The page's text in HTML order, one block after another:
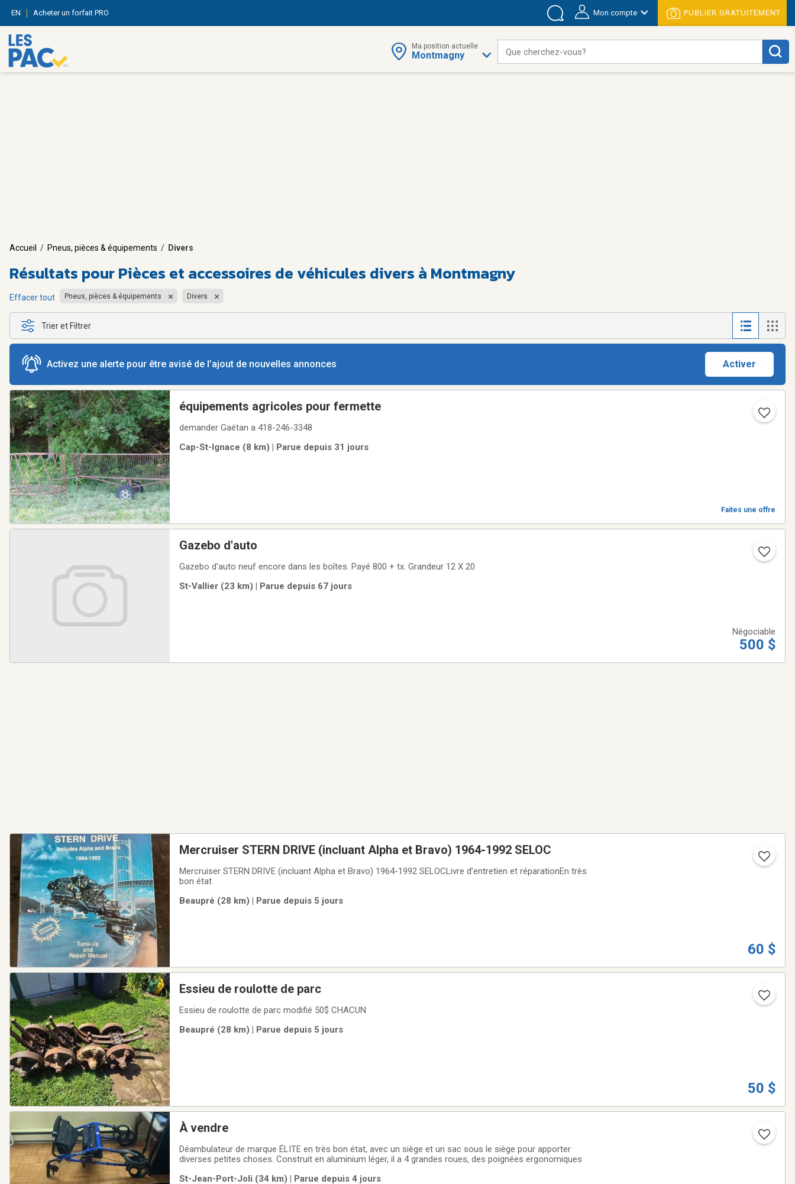
EN Acheter un forfait PRO Mon compte PUBLIER GRATUITEMENT
Ma position actuelle
Montmagny Que cherchez-vous?
Accueil / Pneus, pièces & équipements / Divers
Résultats pourPièces et accessoires de véhicules divers à Montmagny
Effacer tout Pneus, pièces & équipements Divers
Trier et Filtrer
Activez une alerte pour être avisé de l’ajout de nouvelles annonces Activer
équipements agricoles pour fermette
demander Gaétan a 418-246-3348
Cap-St-Ignace (8 km) | Parue depuis 31 jours
Faites une offre
Gazebo d'auto
Gazebo d'auto neuf encore dans les boîtes. Payé 800 + tx. Grandeur 12 X 20
St-Vallier (23 km) | Parue depuis 67 jours
Négociable
500 $
Mercruiser STERN DRIVE (incluant Alpha et Bravo) 1964-1992 SELOC
Mercruiser STERN DRIVE (incluant Alpha et Bravo) 1964-1992 SELOCLivre d’entretien et réparationEn très
bon état
Beaupré (28 km) | Parue depuis 5 jours
60 $
Essieu de roulotte de parc
Essieu de roulotte de parc modifié 50$ CHACUN
Beaupré (28 km) | Parue depuis 5 jours
50 $
À vendre
Déambulateur de marque ÉLITE en très bon état, avec un siège et un sac sous le siège pour apporter
diverses petites choses. Construit en aluminium léger, il a 4 grandes roues, des poignées ergonomiques
St-Jean-Port-Joli (34 km) | Parue depuis 4 jours